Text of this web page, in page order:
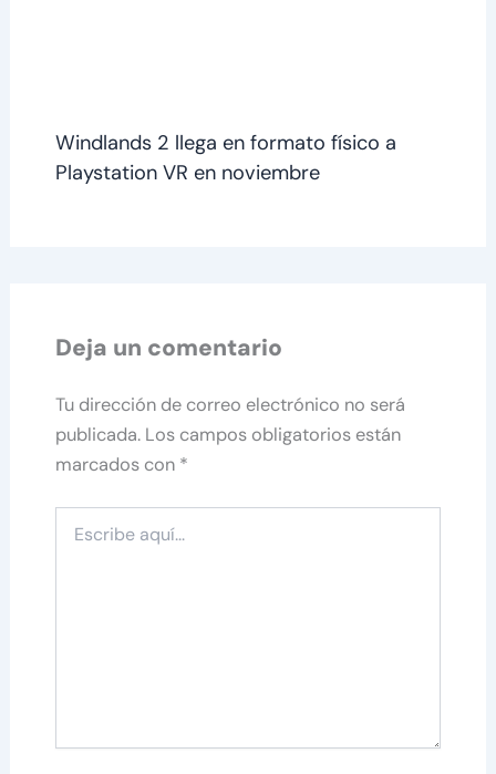
Windlands 2 llega en formato físico a
Playstation VR en noviembre
Deja un comentario
Tu dirección de correo electrónico no será
publicada. Los campos obligatorios están
marcados con *
aquí...